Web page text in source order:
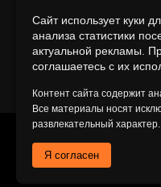
Главная
Сайт использует куки
анализа статистики
актуальной рекламы.
соглашаетесь с их
Контент сайта содержит
Все материалы носят
развлекательный характер.
Я согласен